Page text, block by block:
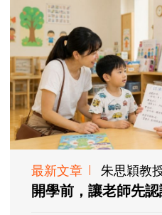
最新文章 朱思穎教
開學前，讓老師先